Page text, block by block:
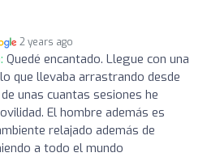
2 years ago
Quedé encantado. Llegue con una
que llevaba arrastrando desde
unas cuantas sesiones he
El hombre además es
relajado además de
a todo el mundo